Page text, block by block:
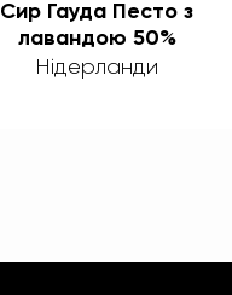
Сир Гауда Песто з
лавандою 50%
Нідерланди